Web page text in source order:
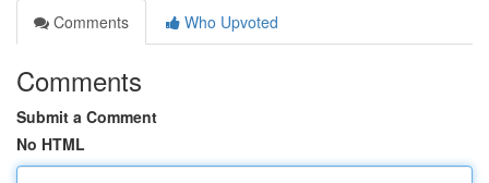
Comments
Who Upvoted
Comments
Submit a Comment
No HTML